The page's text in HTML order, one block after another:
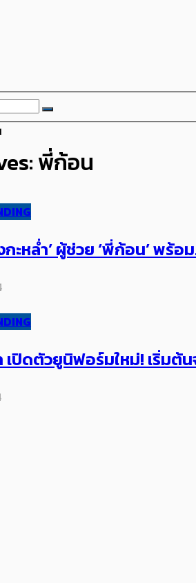
พี่ก้อน
ะหล่ำ’ ผู้ช่วย ‘พี่ก้อน’ พร้
เปิดตัวยูนิฟอร์มใหม่! เริ่มต้